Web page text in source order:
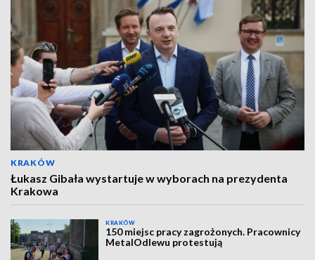
KRAKÓW
Łukasz Gibała wystartuje w wyborach na prezydenta
Krakowa
KRAKÓW
150 miejsc pracy zagrożonych. Pracownicy
MetalOdlewu protestują